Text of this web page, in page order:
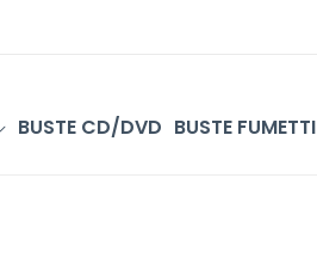
BUSTE CD/DVD BUSTE FUMETTI